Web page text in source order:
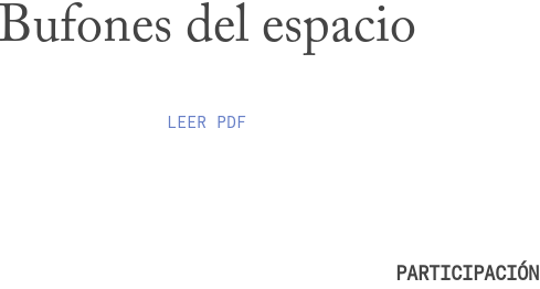
Bufones del espacio
LEER PDF
PARTICIPACIÓN